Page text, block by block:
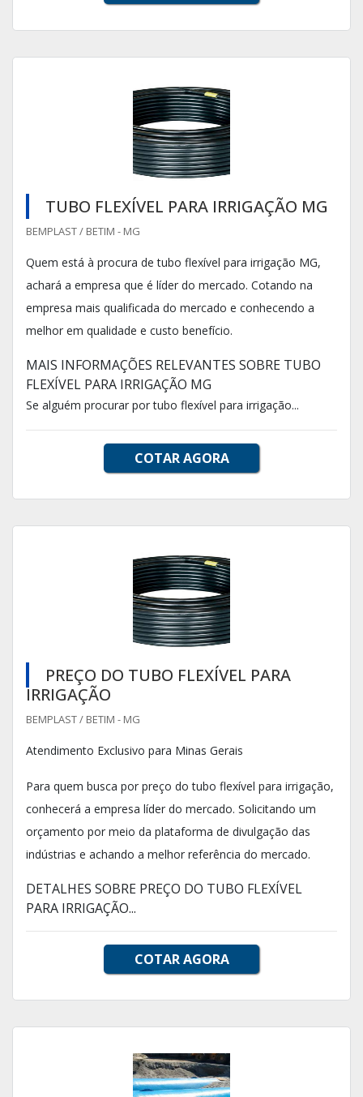
TUBO FLEXÍVEL PARA IRRIGAÇÃO MG
BEMPLAST / BETIM - MG
Quem está à procura de tubo flexível para irrigação MG,
achará a empresa que é líder do mercado. Cotando na
empresa mais qualificada do mercado e conhecendo a
melhor em qualidade e custo benefício.
MAIS INFORMAÇÕES RELEVANTES SOBRE TUBO
FLEXÍVEL PARA IRRIGAÇÃO MG
Se alguém procurar por tubo flexível para irrigação...
COTAR AGORA
PREÇO DO TUBO FLEXÍVEL PARA
IRRIGAÇÃO
BEMPLAST / BETIM - MG
Atendimento Exclusivo para Minas Gerais
Para quem busca por preço do tubo flexível para irrigação,
conhecerá a empresa líder do mercado. Solicitando um
orçamento por meio da plataforma de divulgação das
indústrias e achando a melhor referência do mercado.
DETALHES SOBRE PREÇO DO TUBO FLEXÍVEL
PARA IRRIGAÇÃO...
COTAR AGORA